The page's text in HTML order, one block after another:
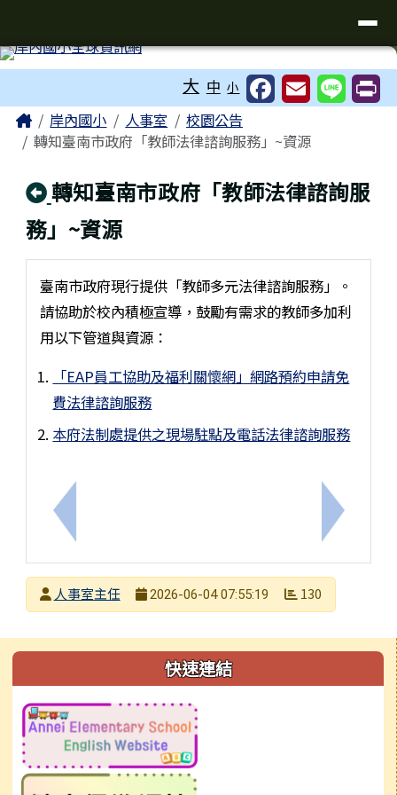
大 中 小
主內容區域
Home岸內國小 人事室
校園公告
轉知臺南市政府「教師法律諮詢服務」~資源
回上頁
轉知臺南市政府「教師法律諮詢服
務」~資源
上一筆：115年度行政中立、公務倫理宣導
臺南市政府現行提供「教師多元法律諮詢服務」。
請協助於校內積極宣導，鼓勵有需求的教師多加利
用以下管道與資源：
「EAP員工協助及福利關懷網」網路預約申請免
費法律諮詢服務
本府法制處提供之現場駐點及電話法律諮詢服務
下一筆：
發布者人事室主任
2026-06-04 07:55:19 130
左邊區域內容 快速連結
頁尾區域